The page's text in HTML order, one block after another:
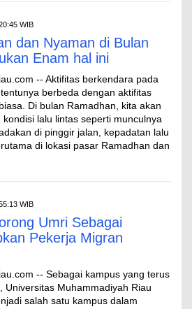
WIB
dan Nyaman di Bulan
Enam hal ini
-- Aktifitas berkendara pada
berbeda dengan aktifitas
Di bulan Ramadhan, kita akan
lalu lintas seperti munculnya
di pinggir jalan, kepadatan lalu
di lokasi pasar Ramadhan dan
WIB
Umri Sebagai
Pekerja Migran
-- Sebagai kampus yang terus
Universitas Muhammadiyah Riau
salah satu kampus dalam